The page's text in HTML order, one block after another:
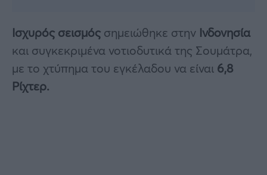
Ισχυρός σεισμός σημειώθηκε στην Ινδονησία
και συγκεκριμένα νοτιοδυτικά της Σουμάτρα,
με το χτύπημα του εγκέλαδου να είναι 6,8
Ρίχτερ.